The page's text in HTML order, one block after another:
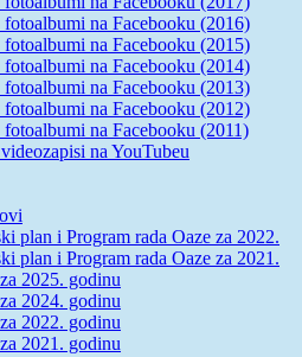
na Facebooku (2016)
na Facebooku (2015)
na Facebooku (2014)
na Facebooku (2013)
na Facebooku (2012)
na Facebooku (2011)
na YouTubeu
plan i Program rada Oaze za 2022.
plan i Program rada Oaze za 2021.
2025. godinu
2024. godinu
2022. godinu
2021. godinu